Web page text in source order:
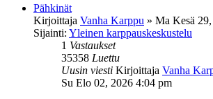
Pähkinät
Kirjoittaja Vanha Karppu » Ma Kesä
Sijainti: Yleinen karppauskeskustelu
1 Vastaukset
35358 Luettu
Uusin viesti Kirjoittaja Vanha
Su Elo 02, 2026 4:04 pm